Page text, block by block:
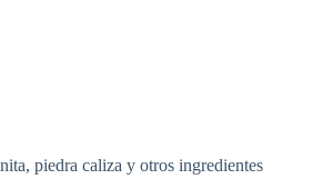
piedra caliza y otros ingredientes